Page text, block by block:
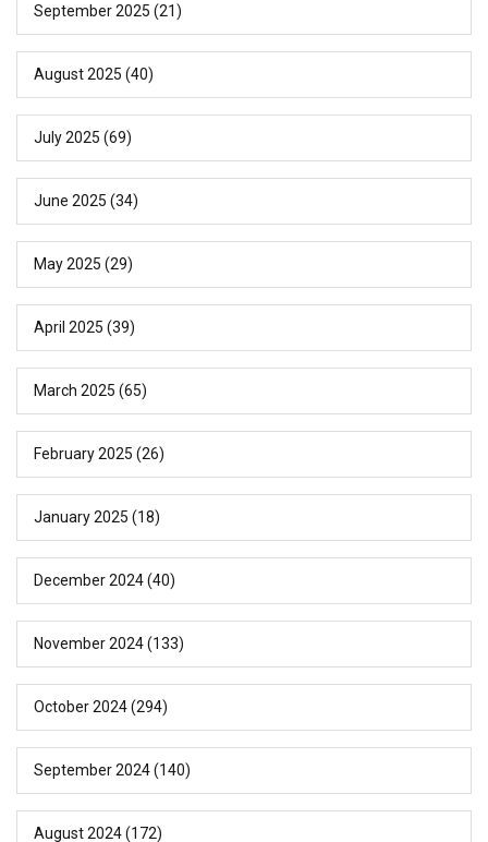
September 2025 (21)
August 2025 (40)
July 2025 (69)
June 2025 (34)
May 2025 (29)
April 2025 (39)
March 2025 (65)
February 2025 (26)
January 2025 (18)
December 2024(40)
November 2024(133)
October 2024(294)
September 2024(140)
August 2024(172)